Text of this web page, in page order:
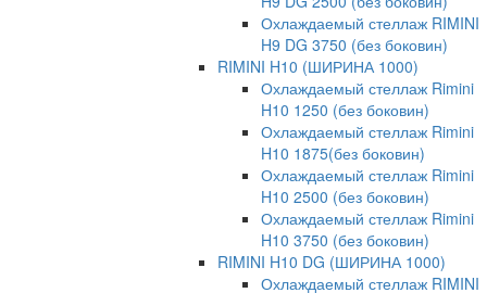
Охлаждаемый стеллаж RIMINI
H9 DG 3750 (без боковин)
RIMINI H10 (ШИРИНА 1000)
Охлаждаемый стеллаж Rimini
H10 1250 (без боковин)
Охлаждаемый стеллаж Rimini
H10 1875(без боковин)
Охлаждаемый стеллаж Rimini
H10 2500 (без боковин)
Охлаждаемый стеллаж Rimini
H10 3750 (без боковин)
RIMINI H10 DG (ШИРИНА 1000)
Охлаждаемый стеллаж RIMINI